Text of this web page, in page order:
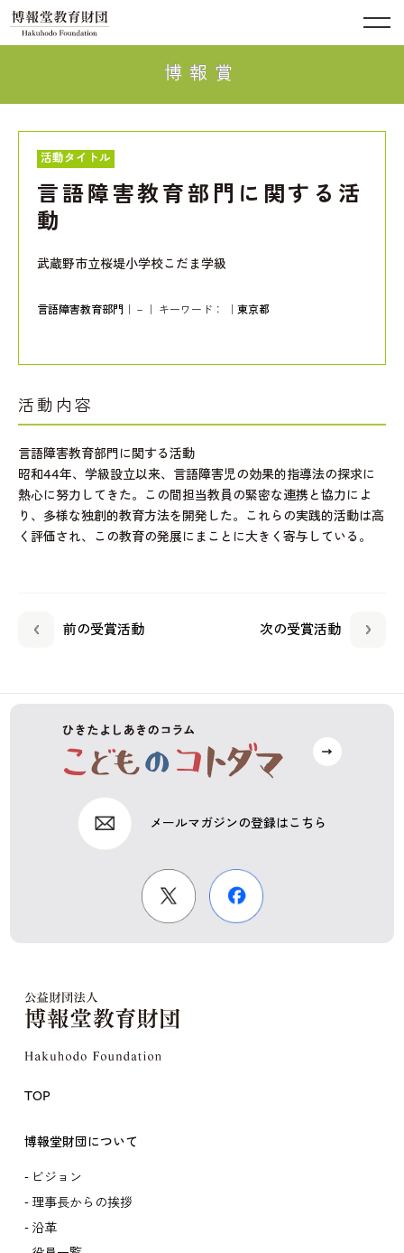
博報賞
活動タイトル
言語障害教育部門に関する活
動
武蔵野市立桜堤小学校こだま学級
言語障害教育部門 ｜－｜ キーワード： 東京都
活動内容
言語障害教育部門に関する活動
昭和44年、学級設立以来、言語障害児の効果的指導法の探求に
熱心に努力してきた。この間担当教員の緊密な連携と協力によ
り、多様な独創的教育方法を開発した。これらの実践的活動は高
く評価され、この教育の発展にまことに大きく寄与している。
前の受賞活動 次の受賞活動
メールマガジンの登録はこちら
TOP
博報堂財団について
ビジョン
理事長からの挨拶
沿革